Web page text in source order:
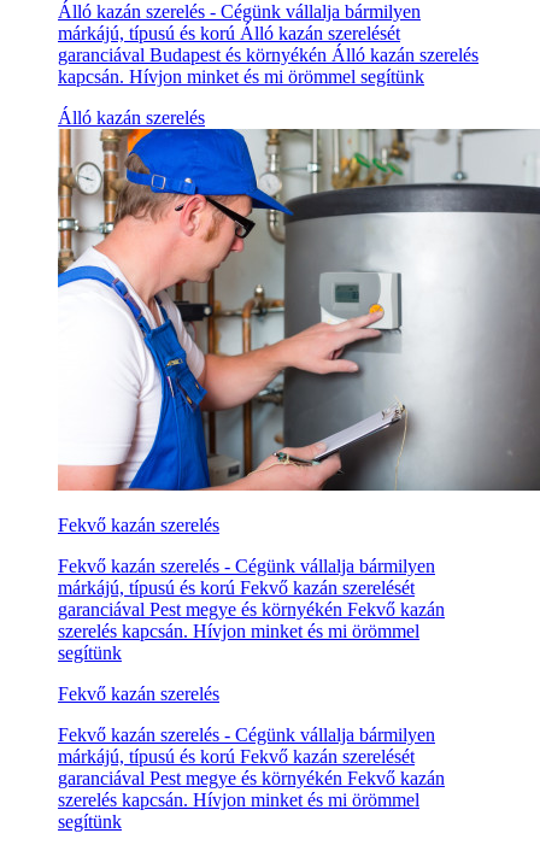
Álló kazán szerelés - Cégünk vállalja bármilyen
márkájú, típusú és korú Álló kazán szerelését
garanciával Budapest és környékén Álló kazán szerelés
kapcsán. Hívjon minket és mi örömmel segítünk
Álló kazán szerelés
Fekvő kazán szerelés
Fekvő kazán szerelés - Cégünk vállalja bármilyen
márkájú, típusú és korú Fekvő kazán szerelését
garanciával Pest megye és környékén Fekvő kazán
szerelés kapcsán. Hívjon minket és mi örömmel
segítünk
Fekvő kazán szerelés
Fekvő kazán szerelés - Cégünk vállalja bármilyen
márkájú, típusú és korú Fekvő kazán szerelését
garanciával Pest megye és környékén Fekvő kazán
szerelés kapcsán. Hívjon minket és mi örömmel
segítünk